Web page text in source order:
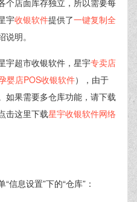
个店面库存独立，所以需要每
宇收银软件提供了一键复制全
明。
宇超市收银软件，星宇专卖店
婴店POS收银软件），由于
如果需要多仓库功能，请下载
击这里下载星宇收银软件网络
信息设置”下的“仓库”：